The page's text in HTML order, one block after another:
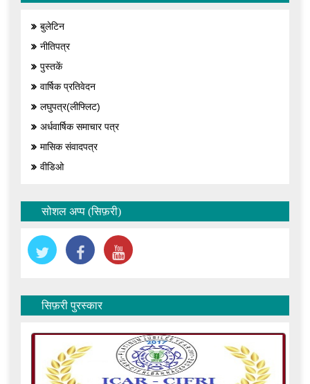
बुलेटिन
नीतिपत्र
पुस्तकें
वार्षिक प्रतिवेदन
लघुपत्र(लीफ्लिट)
अर्धवार्षिक समाचार पत्र
मासिक संवादपत्र
वीडिओ
सोशल अप्प (सिफ़री)
सिफ़री पुरस्कार